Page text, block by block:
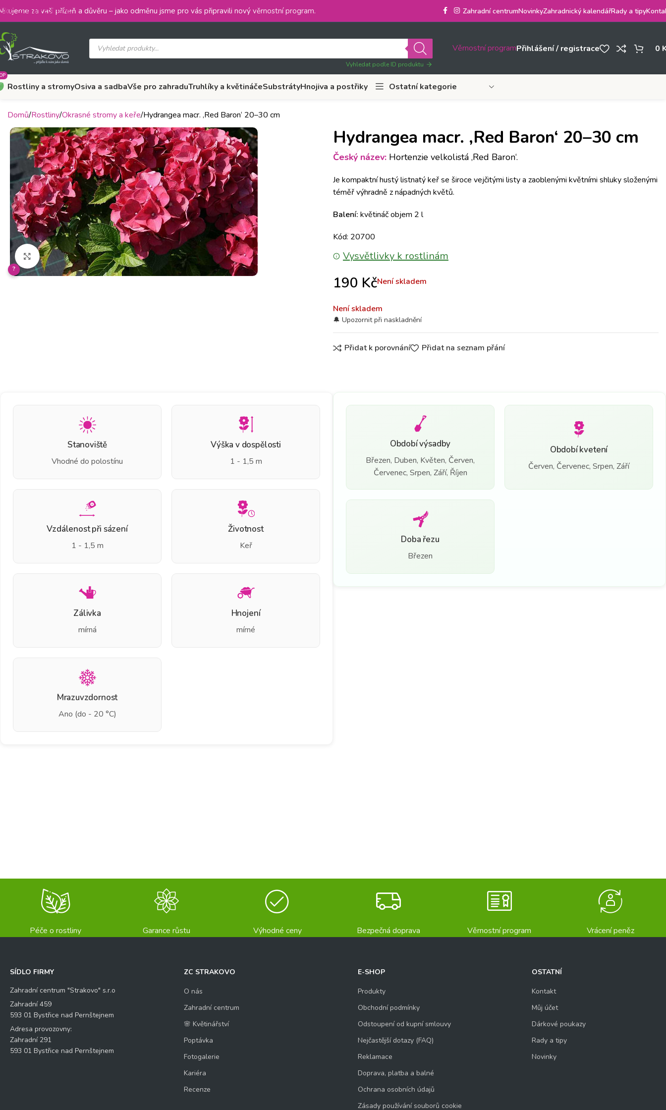
Skip to main content
za vaši přízeň a důvěru – jako odměnu jsme pro vás připravili nový věrnostní program. Zahradní centrumNovinkyZahradnický kalendářRady a tipy
Vyhledat podle ID produktu
Věrnostní programPřihlášení / registrace 0
Rostliny a stromyOsiva a sadbaVše pro zahraduTruhlíky a květináčeSubstrátyHnojiva a postřiky Ostatní kategorie
Domů Rostliny Okrasné stromy a keře Hydrangea macr. ‚Red Baron‘ 20–30 cm
Klikněte pro zvětšení
?
Hydrangea macr. ‚Red Baron‘ 20–30 cm
Český název:Hortenzie velkolistá ‚Red Baron‘.
Je kompaktní hustý listnatý keř se široce vejčitými listy a zaoblenými květními shluky složenými
téměř výhradně z nápadných květů.
Balení: květináč objem 2 l
Kód: 20700
Vysvětlivky k rostlinám
190 KčNení skladem
Není skladem
Přidat k porovnání Přidat na seznam přání
Stanoviště
Vhodné do polostínu
Výška v dospělosti
1 - 1,5 m
Vzdálenost při sázení
1 - 1,5 m
Životnost
Keř
Zálivka
mírná
Hnojení
mírné
Mrazuvzdornost
Ano (do - 20 °C)
Období výsadby
Březen, Duben, Květen, Červen,
Červenec, Srpen, Září, Říjen
Období kvetení
Červen, Červenec, Srpen, Září
Doba řezu
Březen
Péče o rostliny Garance růstu Výhodné ceny Bezpečná doprava Věrnostní program Vrácení peněz
SÍDLO FIRMY
Zahradní centrum "Strakovo" s.r.o
Zahradní 459
593 01 Bystřice nad Pernštejnem
Adresa provozovny:
Zahradní 291
593 01 Bystřice nad Pernštejnem
ZC STRAKOVO
O nás
Zahradní centrum
🌸 Květinářství
Poptávka
Fotogalerie
Kariéra
Recenze
E-SHOP
Produkty
Obchodní podmínky
Odstoupení od kupní smlouvy
Nejčastější dotazy (FAQ)
Reklamace
Doprava, platba a balné
Ochrana osobních údajů
Zásady používání souborů cookie
OSTATNÍ
Kontakt
Můj účet
Dárkové poukazy
Rady a tipy
Novinky